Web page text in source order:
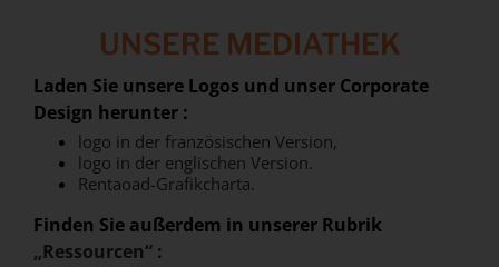
UNSERE MEDIATHEK
Laden Sie unsere Logos und unser Corporate
Design herunter :
logo in der französischen Version,
logo in der englischen Version.
Rentaoad-Grafikcharta.
Finden Sie außerdem in unserer Rubrik
„Ressourcen“ :